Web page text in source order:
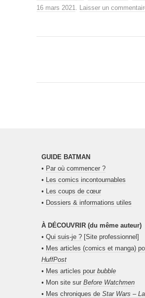
16 mars 2021
Laisser un
GUIDE BATMAN
• Par où commencer ?
•
Les comics incontournables
•
Les coups de cœur
• Dossiers & informations utiles
À DÉCOUVRIR (du même auteur)
• Qui suis-je ? [Site professionnel]
• Mes articles (comics et manga)
HuffPost
• Mes articles pour bubble
• Mon site sur Before Watchmen
• Mes chroniques de Star Wars –